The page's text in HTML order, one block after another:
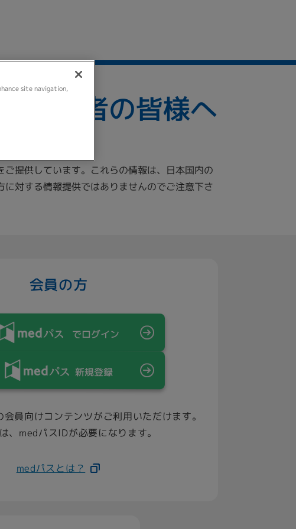
関係者の皆様へ
提供しています。これらの情報は、日本国内の
対する情報提供ではありませんのでご注意下さ
会員の方
でログイン
新規登録
員向けコンテンツがご利用いただけます。
、medパスIDが必要になります。
medパスとは？
site navigation,